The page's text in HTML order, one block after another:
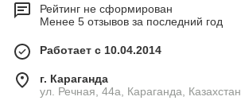
Рейтинг не сформирован
Менее 5 отзывов за последний год
Работает с 10.04.2014
г. Караганда
ул. Речная, 44а, Караганда, Казахстан